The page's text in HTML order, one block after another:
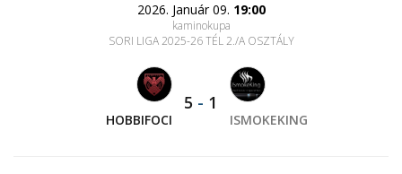
2026. Január 09. 19:00
kaminokupa
SORI LIGA 2025-26 TÉL 2./A OSZTÁLY
HOBBIFOCI
5 - 1
ISMOKEKING